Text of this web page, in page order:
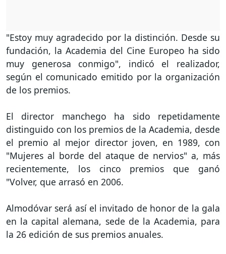
"Estoy muy agradecido por la distinción. Desde su
fundación, la Academia del Cine Europeo ha sido
muy generosa conmigo", indicó el realizador,
según el comunicado emitido por la organización
de los premios.
El director manchego ha sido repetidamente
distinguido con los premios de la Academia, desde
el premio al mejor director joven, en 1989, con
"Mujeres al borde del ataque de nervios" a, más
recientemente, los cinco premios que ganó
"Volver, que arrasó en 2006.
Almodóvar será así el invitado de honor de la gala
en la capital alemana, sede de la Academia, para
la 26 edición de sus premios anuales.